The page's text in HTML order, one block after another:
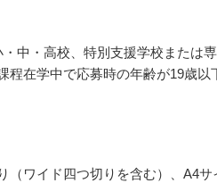
・中・高校、特別支援学校または
程在学中で応募時の年齢が19歳以
（ワイド四つ切りを含む）、A4サ